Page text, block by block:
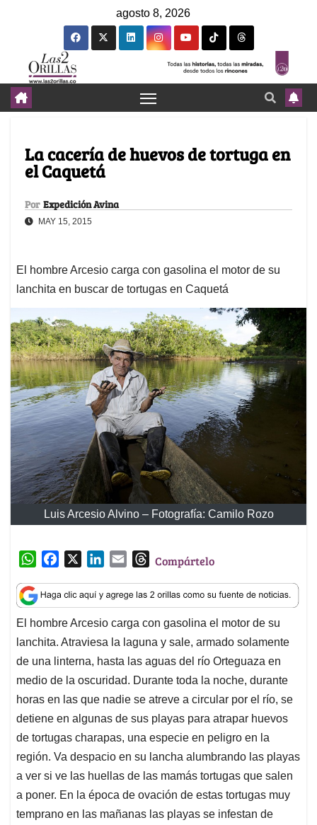
agosto 8, 2026
La cacería de huevos de tortuga en
el Caquetá
Por Expedición Avina
MAY 15, 2015
El hombre Arcesio carga con gasolina el motor de su
lanchita en buscar de tortugas en Caquetá
Luis Arcesio Alvino – Fotografía: Camilo Rozo
W
a
t
s
A
p
p
c
e
b
o
o
k
n
k
e
d
I
n
a
i
l
T
r
e
a
d
s
Compártelo
El hombre Arcesio carga con gasolina el motor de su
lanchita. Atraviesa la laguna y sale, armado solamente
de una linterna, hasta las aguas del río Orteguaza en
medio de la oscuridad. Durante toda la noche, durante
horas en las que nadie se atreve a circular por el río, se
detiene en algunas de sus playas para atrapar huevos
de tortugas charapas, una especie en peligro en la
región. Va despacio en su lancha alumbrando las playas
a ver si ve las huellas de las mamás tortugas que salen
a poner. En la época de ovación de estas tortugas muy
temprano en las mañanas las playas se infestan de